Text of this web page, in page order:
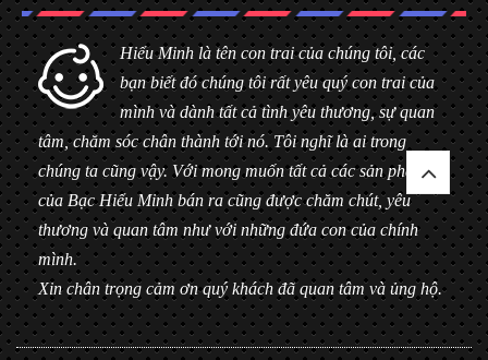
Hiểu Minh là tên con trai của chúng tôi, các
bạn biết đó chúng tôi rất yêu quý con trai của
mình và dành tất cả tình yêu thương, sự quan
tâm, chăm sóc chân thành tới nó. Tôi nghĩ là ai trong
chúng ta cũng vậy. Với mong muốn tất cả các sản phẩm
của Bạc Hiểu Minh bán ra cũng được chăm chút, yêu
thương và quan tâm như với những đứa con của chính
mình.
Xin chân trọng cảm ơn quý khách đã quan tâm và ủng hộ.